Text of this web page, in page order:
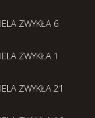
ZWYKŁA 6
ZWYKŁA 1
ZWYKŁA 21